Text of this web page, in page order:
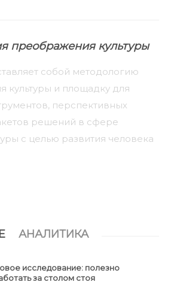
преображения культуры
собой методологию
культуры и площадку для
перспективных
решений в сфере
с целью развития человека
АНАЛИТИКА
исследование: полезно
за столом стоя